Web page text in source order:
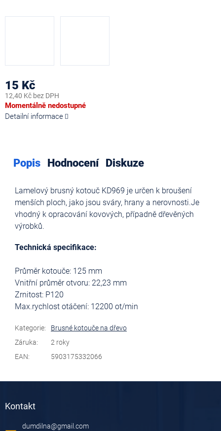
15 Kč
12,40 Kč bez DPH
Měrná
cena:
Momentálně nedostupné
Detailní informace
Popis Hodnocení Diskuze
Lamelový brusný kotouč KD969 je určen k broušení
menších ploch, jako jsou sváry, hrany a nerovnosti.Je
vhodný k opracování kovových, případně dřevěných
výrobků.
Technická specifikace:
Průměr kotouče: 125 mm
Vnitřní průměr otvoru: 22,23 mm
Zrnitost: P120
Max.rychlost otáčení: 12200 ot/min
Kategorie:
Brusné kotouče na dřevo
Záruka:
2 roky
EAN: 5903175332066
Kontakt
dumdilna@gmail.com